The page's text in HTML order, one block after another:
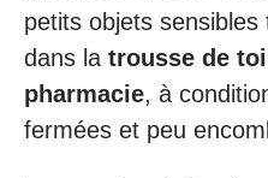
petits objets
dans la trousse de
pharmacie, à
fermées et peu